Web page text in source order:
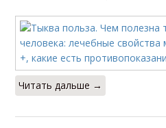
Читать дальше →